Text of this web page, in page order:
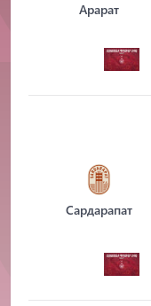
Арарат
Сардарапат